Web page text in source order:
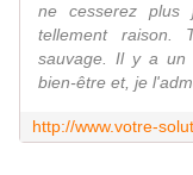
ne cesserez plus
tellement raison.
sauvage. Il y a un
bien-être et, je